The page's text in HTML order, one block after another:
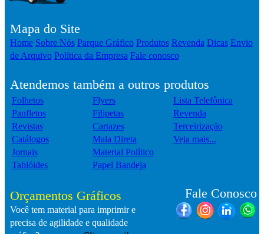
Mapa do Site
Home Sobre Nós Parque Gráfico Produtos Revenda Dicas Envio
de Arquivo Política da Empresa Fale conosco
Atendemos também a outros produtos
Folhetos
Panfletos
Revistas
Catálogos
Jornais
Tablóides
Flyers
Filipetas
Cartazes
Mala Direta
Material Político
Papel Bandeja
Lista Telefônica
Revenda
Terceirização
Veja mais...
Orçamentos Gráficos
Você tem material para imprimir e
precisa de agilidade e qualidade
Fale Conosco